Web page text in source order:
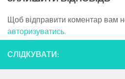
Щоб відправити коментар вам
авторизуватись.
СЛІДКУВАТИ: